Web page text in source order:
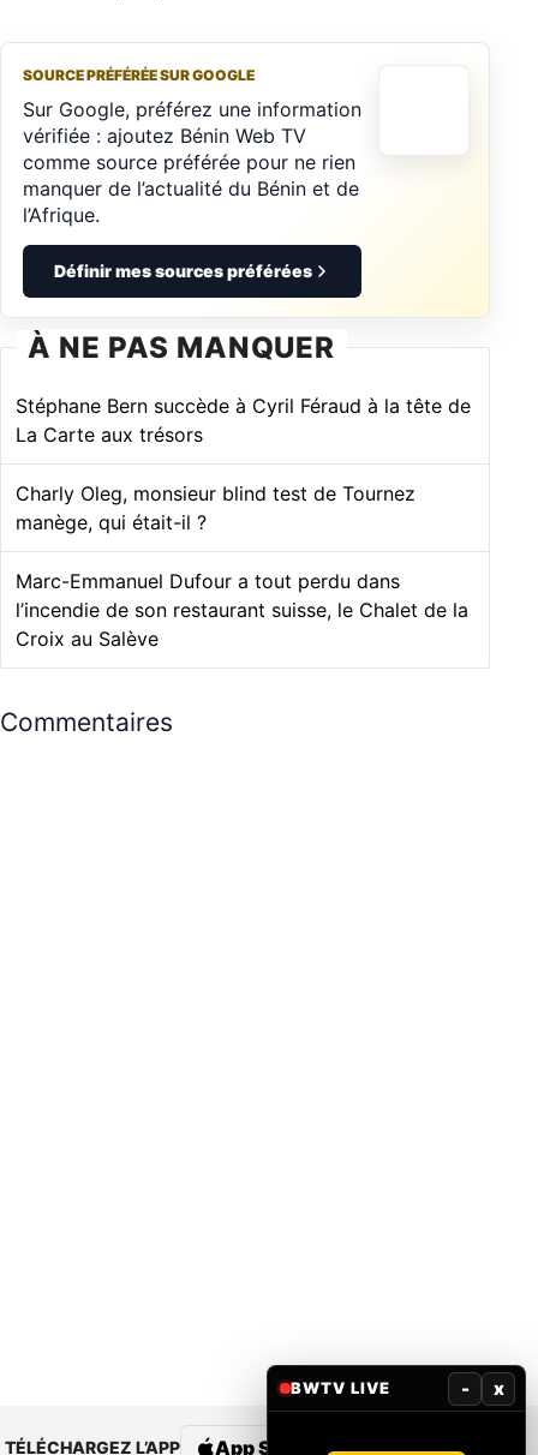
SOURCE PRÉFÉRÉE SUR GOOGLE
Sur Google, préférez une information
vérifiée : ajoutez Bénin Web TV
comme source préférée pour ne rien
manquer de l’actualité du Bénin et de
l’Afrique.
Définir mes sources préférées
À NE PAS MANQUER
Stéphane Bern succède à Cyril Féraud à la tête de
La Carte aux trésors
Charly Oleg, monsieur blind test de Tournez
manège, qui était-il ?
Marc-Emmanuel Dufour a tout perdu dans
l’incendie de son restaurant suisse, le Chalet de la
Croix au Salève
Commentaires
TÉLÉCHARGEZ L’APP App Store Google Play
BWTV LIVE - x